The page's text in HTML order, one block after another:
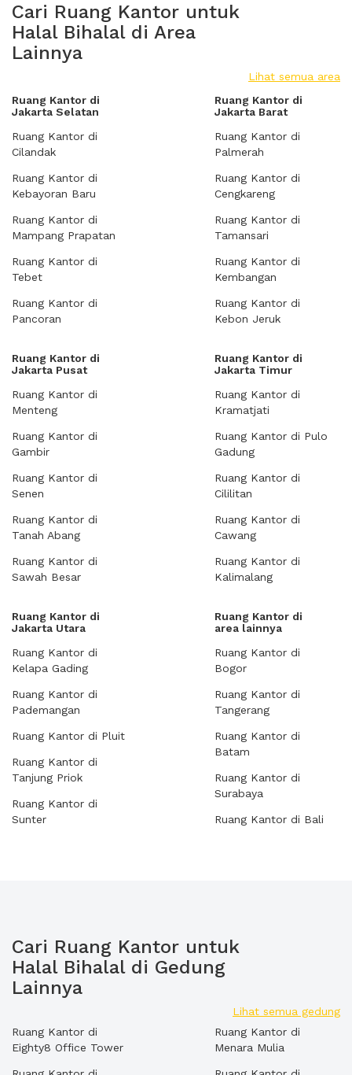
Cari Ruang Kantor untuk
Halal Bihalal di Area
Lainnya
Lihat semua area
Ruang Kantor di
Jakarta Selatan
Ruang Kantor di
Cilandak
Ruang Kantor di
Kebayoran Baru
Ruang Kantor di
Mampang Prapatan
Ruang Kantor di
Tebet
Ruang Kantor di
Pancoran
Ruang Kantor di
Jakarta Barat
Ruang Kantor di
Palmerah
Ruang Kantor di
Cengkareng
Ruang Kantor di
Tamansari
Ruang Kantor di
Kembangan
Ruang Kantor di
Kebon Jeruk
Ruang Kantor di
Jakarta Pusat
Ruang Kantor di
Menteng
Ruang Kantor di
Gambir
Ruang Kantor di
Senen
Ruang Kantor di
Tanah Abang
Ruang Kantor di
Sawah Besar
Ruang Kantor di
Jakarta Timur
Ruang Kantor di
Kramatjati
Ruang Kantor di Pulo
Gadung
Ruang Kantor di
Cililitan
Ruang Kantor di
Cawang
Ruang Kantor di
Kalimalang
Ruang Kantor di
Jakarta Utara
Ruang Kantor di
Kelapa Gading
Ruang Kantor di
Pademangan
Ruang Kantor di Pluit
Ruang Kantor di
Tanjung Priok
Ruang Kantor di
Sunter
Ruang Kantor di
area lainnya
Ruang Kantor di
Bogor
Ruang Kantor di
Tangerang
Ruang Kantor di
Batam
Ruang Kantor di
Surabaya
Ruang Kantor di Bali
Cari Ruang Kantor untuk
Halal Bihalal di Gedung
Lainnya
Lihat semua gedung
Ruang Kantor di
Eighty8 Office Tower
Ruang Kantor di
Menara Mulia